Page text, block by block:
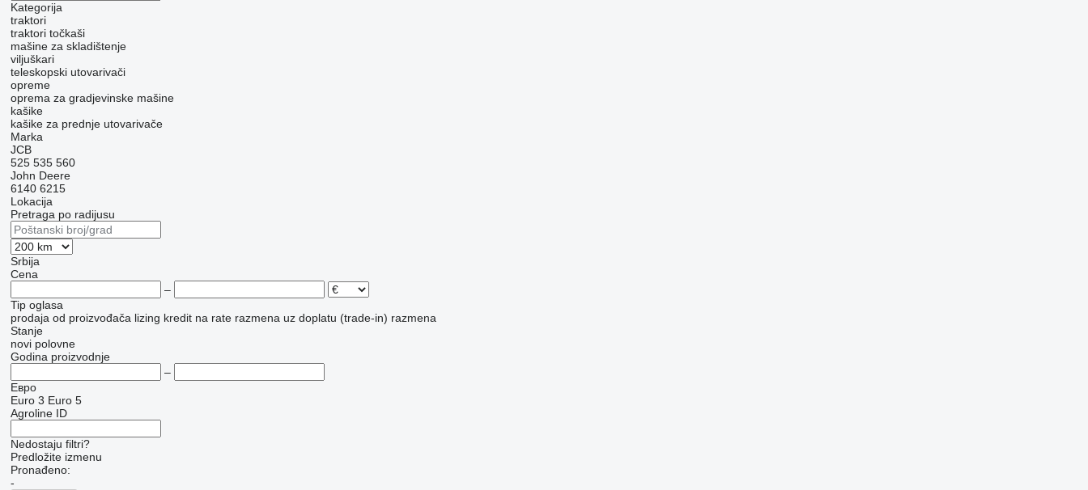
Kategorija
traktori
traktori točkaši
mašine za skladištenje
viljuškari
teleskopski utovarivači
opreme
oprema za gradjevinske mašine
kašike
kašike za prednje utovarivače
Marka
JCB
525 535 560
John Deere
6140 6215
Lokacija
Pretraga po radijusu
Srbija
Cena
–
Tip oglasa
prodaja od proizvođača lizing kredit na rate razmena uz doplatu (trade-in) razmena
Stanje
novi polovne
Godina proizvodnje
–
Евро
Euro 3 Euro 5
Agroline ID
Nedostaju filtri?
Predložite izmenu
Pronađeno:
-